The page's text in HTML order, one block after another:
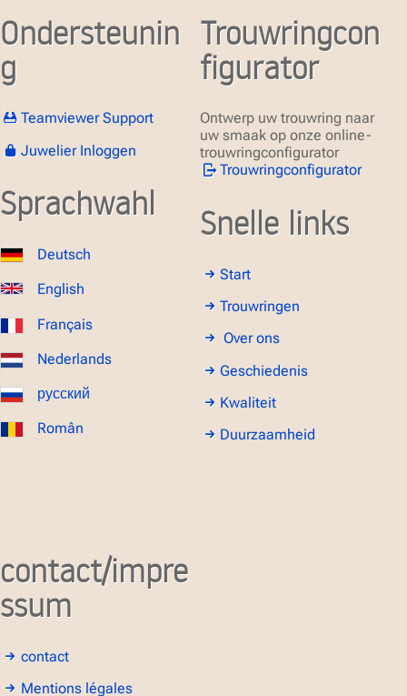
Ondersteunin
g
Teamviewer Support
Juwelier Inloggen
Sprachwahl
Deutsch
English
Français
Nederlands
русский
Român
Trouwringcon
figurator
Ontwerp uw trouwring naar
uw smaak op onze online-
trouwringconfigurator
Trouwringconfigurator
Snelle links
Start
Trouwringen
Over ons
Geschiedenis
Kwaliteit
Duurzaamheid
contact/impre
ssum
contact
Mentions légales